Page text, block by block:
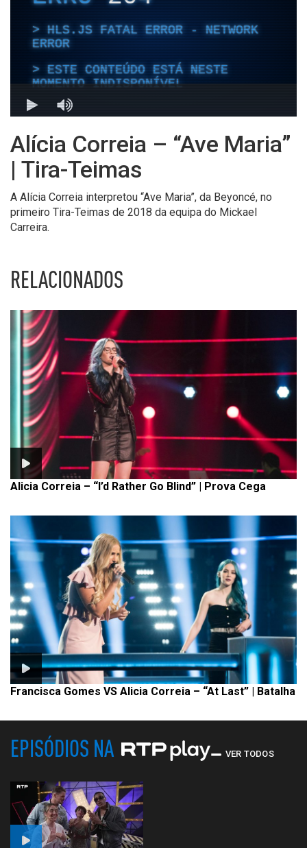
Alícia Correia – “Ave Maria”
| Tira-Teimas
A Alícia Correia interpretou “Ave Maria”, da Beyoncé, no
primeiro Tira-Teimas de 2018 da equipa do Mickael
Carreira.
RELACIONADOS
Alicia Correia – “I’d Rather Go Blind” | Prova Cega
Francisca Gomes VS Alicia Correia – “At Last” | Batalha
EPISÓDIOS NA VER TODOS